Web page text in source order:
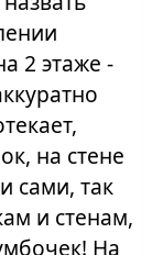
2 этаже -
на стене
сами, так
и стенам,
На